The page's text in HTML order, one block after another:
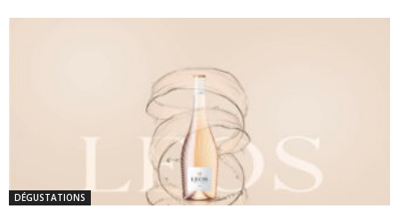
DÉGUSTATIONS